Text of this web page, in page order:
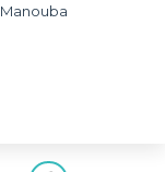
Manouba